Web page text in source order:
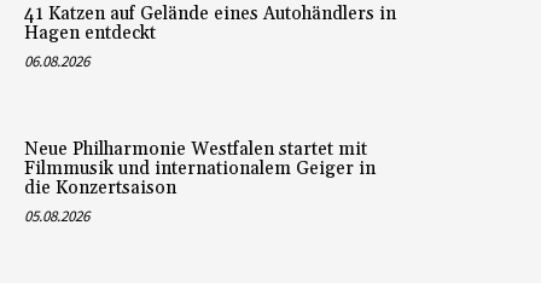
41 Katzen auf Gelände eines Autohändlers in
Hagen entdeckt
06.08.2026
Neue Philharmonie Westfalen startet mit
Filmmusik und internationalem Geiger in
die Konzertsaison
05.08.2026